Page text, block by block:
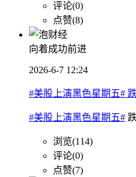
评论(0)
点赞(8)
向着成功前进
2026-6-7 12:24
#美股上演黑色星期五#
#美股上演黑色星期五#
浏览(114)
评论(0)
点赞(7)